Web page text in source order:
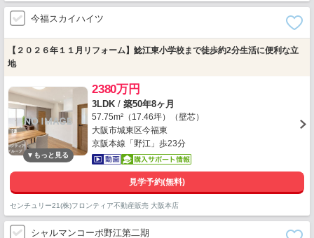
今福スカイハイツ
【２０２６年１１月リフォーム】鯰江東小学校まで徒歩約2分生活に便利な立
地
2380万円
3LDK / 築50年8ヶ月
57.75m²（17.46坪）（壁芯）
大阪市城東区今福東
京阪本線「野江」歩23分
見学予約(無料)
センチュリー21(株)フロンティア不動産販売 大阪本店
シャルマンコーポ野江第二期